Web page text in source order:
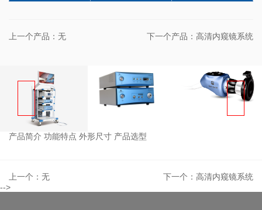
上一个产品：无 下一个产品：高清内窥镜系统
产品简介 功能特点 外形尺寸 产品选型
上一个：无
下一个：高清内窥镜系统
-->